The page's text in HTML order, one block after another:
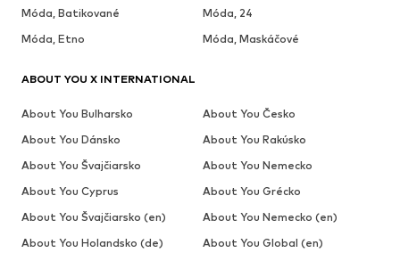
Móda, Batikované
Móda, 24
Móda, Etno
Móda, Maskáčové
ABOUT YOU X INTERNATIONAL
About You Bulharsko
About You Česko
About You Dánsko
About You Rakúsko
About You Švajčiarsko
About You Nemecko
About You Cyprus
About You Grécko
About You Švajčiarsko (en)
About You Nemecko (en)
About You Holandsko (de)
About You Global (en)